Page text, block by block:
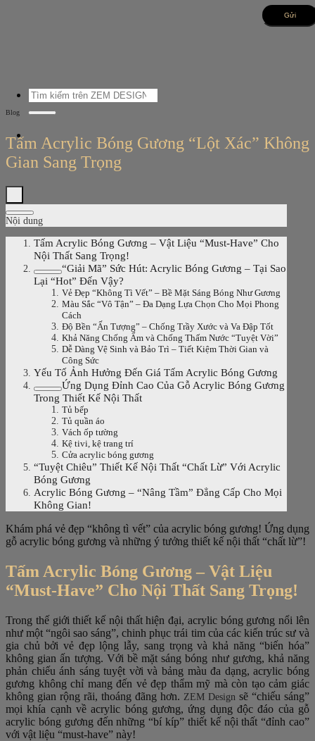
Tìm
kiếm:
Blog
Tấm Acrylic Bóng Gương “Lột Xác” Không
Gian Sang Trọng
Nội dung
Tấm Acrylic Bóng Gương – Vật Liệu “Must-Have” Cho
Nội Thất Sang Trọng!
“Giải Mã” Sức Hút: Acrylic Bóng Gương – Tại Sao
Lại “Hot” Đến Vậy?
Vẻ Đẹp “Không Tì Vết” – Bề Mặt Sáng Bóng Như Gương
Màu Sắc “Vô Tận” – Đa Dạng Lựa Chọn Cho Mọi Phong
Cách
Độ Bền “Ấn Tượng” – Chống Trầy Xước và Va Đập Tốt
Khả Năng Chống Ẩm và Chống Thấm Nước “Tuyệt Vời”
Dễ Dàng Vệ Sinh và Bảo Trì – Tiết Kiệm Thời Gian và
Công Sức
Yếu Tố Ảnh Hưởng Đến Giá Tấm Acrylic Bóng Gương
Ứng Dụng Đỉnh Cao Của Gỗ Acrylic Bóng Gương
Trong Thiết Kế Nội Thất
Tủ bếp
Tủ quần áo
Vách ốp tường
Kệ tivi, kệ trang trí
Cửa acrylic bóng gương
“Tuyệt Chiêu” Thiết Kế Nội Thất “Chất Lừ” Với Acrylic
Bóng Gương
Acrylic Bóng Gương – “Nâng Tầm” Đẳng Cấp Cho Mọi
Không Gian!
Khám phá vẻ đẹp “không tì vết” của acrylic bóng gương! Ứng dụng
gỗ acrylic bóng gương và những ý tưởng thiết kế nội thất “chất lừ”!
Tấm Acrylic Bóng Gương – Vật Liệu
“Must-Have” Cho Nội Thất Sang Trọng!
Trong thế giới thiết kế nội thất hiện đại, acrylic bóng gương nổi lên
như một “ngôi sao sáng”, chinh phục trái tim của các kiến trúc sư và
gia chủ bởi vẻ đẹp lộng lẫy, sang trọng và khả năng “biến hóa”
không gian ấn tượng. Với bề mặt sáng bóng như gương, khả năng
phản chiếu ánh sáng tuyệt vời và bảng màu đa dạng, acrylic bóng
gương không chỉ mang đến vẻ đẹp thẩm mỹ mà còn tạo cảm giác
không gian rộng rãi, thoáng đãng hơn. ZEM Design sẽ “chiếu sáng”
mọi khía cạnh về acrylic bóng gương, ứng dụng độc đáo của gỗ
acrylic bóng gương đến những “bí kíp” thiết kế nội thất “đỉnh cao”
với vật liệu “must-have” này!